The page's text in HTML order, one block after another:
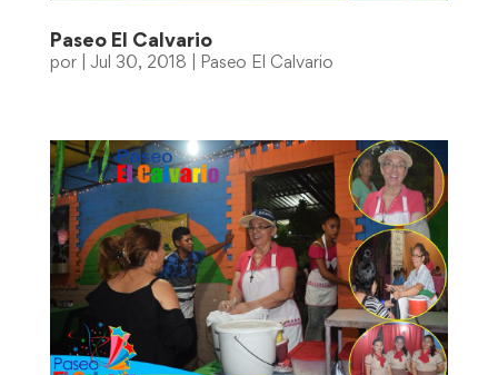
Paseo El Calvario
por Jul 30, 2018 Paseo El Calvario